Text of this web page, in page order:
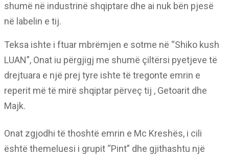
shumë në industrinë shqiptare dhe ai nuk bën pjesë
në labelin e tij.
Teksa ishte i ftuar mbrëmjen e sotme në “Shiko kush
LUAN”, Onat iu përgjigj me shumë çiltërsi pyetjeve të
drejtuara e një prej tyre ishte të tregonte emrin e
reperit më të mirë shqiptar përveç tij , Getoarit dhe
Majk.
Onat zgjodhi të thoshtë emrin e Mc Kreshës, i cili
është themeluesi i grupit “Pint” dhe gjithashtu një